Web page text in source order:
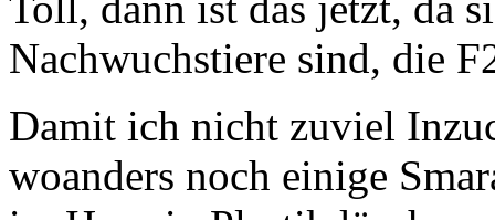
Nachwuchstiere sind, die
Damit ich nicht zuviel
woanders noch einige